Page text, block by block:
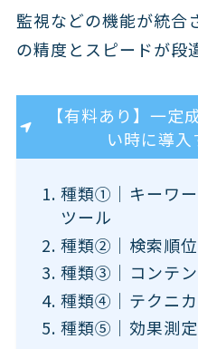
監視などの機能が統合
の精度とスピードが段
【有料あり】一定
い時に導入
種類①｜キーワ
ツール
種類②｜検索順
種類③｜コンテ
種類④｜テクニ
種類⑤｜効果測